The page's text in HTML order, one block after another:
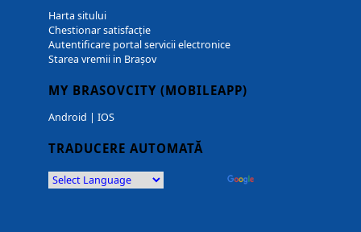
Harta sitului
Chestionar satisfacție
Autentificare portal servicii electronice
Starea vremii in Brașov
MY BRASOVCITY (MOBILEAPP)
Android | IOS
TRADUCERE AUTOMATĂ